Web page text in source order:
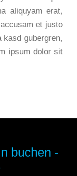
aliquyam erat,
et justo
kasd gubergren,
ipsum dolor sit
buchen -